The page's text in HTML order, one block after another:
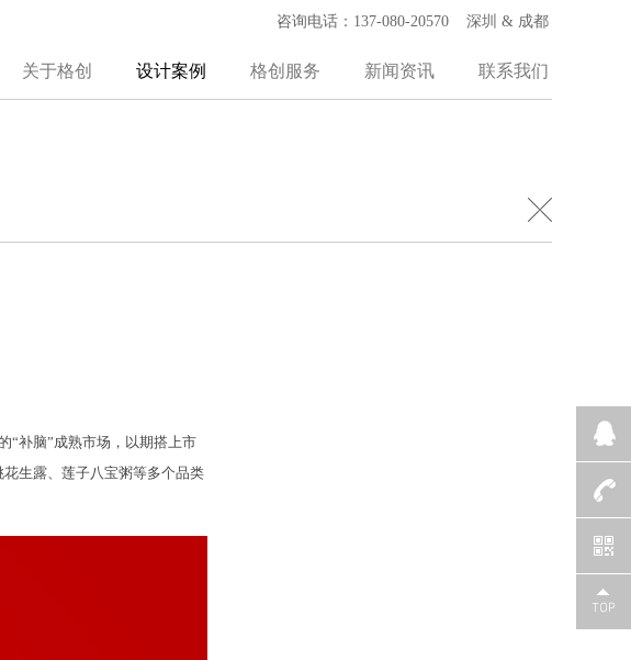
咨询电话：137-080-20570 深圳 & 成都
关于格创 设计案例 格创服务 新闻资讯 联系我们
“补脑”成熟市场，以期搭上市
生露、莲子八宝粥等多个品类